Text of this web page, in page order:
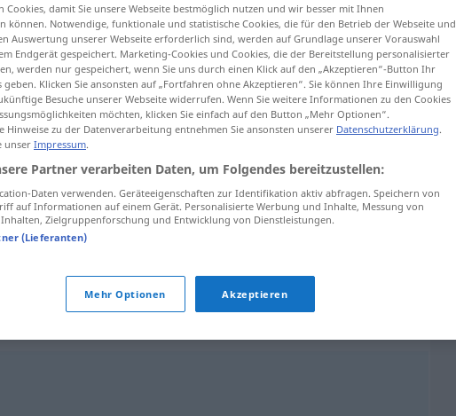
verbindlich (≈ bindend)
verbindlich (≈ liebenswürdig)
Cookies, damit Sie unsere Webseite bestmöglich nutzen und wir besser mit Ihnen
können. Notwendige, funktionale und statistische Cookies, die für den Betrieb der Webseite und
Auswertung unserer Webseite erforderlich sind, werden auf Grundlage unserer Vorauswahl
Endgerät gespeichert. Marketing-Cookies und Cookies, die der Bereitstellung personalisierter
werden nur gespeichert, wenn Sie uns durch einen Klick auf den „Akzeptieren“-Button Ihr
geben. Klicken Sie ansonsten auf „Fortfahren ohne Akzeptieren“. Sie können Ihre Einwilligung
Besuche unserer Webseite widerrufen. Wenn Sie weitere Informationen zu den Cookies
möchten, klicken Sie einfach auf den Button „Mehr Optionen“.
Hinweise zu der Datenverarbeitung entnehmen Sie ansonsten unserer Datenschutzerklärung.
unser Impressum.
Partner verarbeiten Daten, um Folgendes bereitzustellen:
Daten verwenden. Geräteeigenschaften zur Identifikation aktiv abfragen. Speichern von
auf Informationen auf einem Gerät. Personalisierte Werbung und Inhalte, Messung von
Zielgruppenforschung und Entwicklung von Dienstleistungen.
(Lieferanten)
Mehr Optionen Akzeptieren